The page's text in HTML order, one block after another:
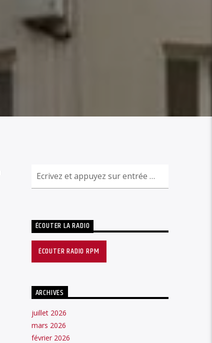
ÉCOUTER LA RADIO
ÉCOUTER RADIO RPM
ARCHIVES
juillet 2026
mars 2026
février 2026